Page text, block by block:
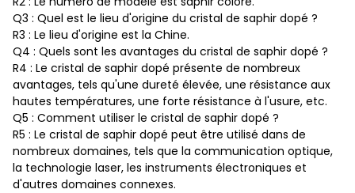
Q3 : Quel est le lieu d'origine du cristal de saphir dopé ?
R3 : Le lieu d'origine est la Chine.
Q4 : Quels sont les avantages du cristal de saphir dopé ?
R4 : Le cristal de saphir dopé présente de nombreux
avantages, tels qu'une dureté élevée, une résistance aux
hautes températures, une forte résistance à l'usure, etc.
Q5 : Comment utiliser le cristal de saphir dopé ?
R5 : Le cristal de saphir dopé peut être utilisé dans de
nombreux domaines, tels que la communication optique,
la technologie laser, les instruments électroniques et
d'autres domaines connexes.